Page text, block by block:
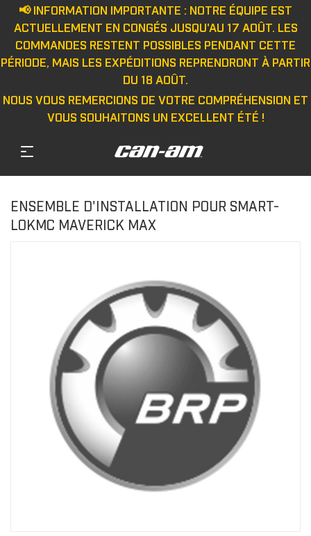
📢 INFORMATION IMPORTANTE : NOTRE ÉQUIPE EST
ACTUELLEMENT EN CONGÉS JUSQU'AU 17 AOÛT. LES
COMMANDES RESTENT POSSIBLES PENDANT CETTE
PÉRIODE, MAIS LES EXPÉDITIONS REPRENDRONT À PARTIR
DU 18 AOÛT.
NOUS VOUS REMERCIONS DE VOTRE COMPRÉHENSION ET
VOUS SOUHAITONS UN EXCELLENT ÉTÉ !
ENSEMBLE D'INSTALLATION POUR SMART-
LOKMC MAVERICK MAX